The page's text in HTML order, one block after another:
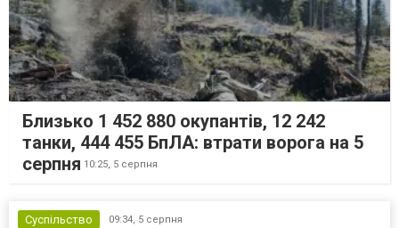
Близько 1 452 880 окупантів, 12 242
танки, 444 455 БпЛА: втрати ворога на 5
серпня 10:25, 5 серпня
Суспільство 09:34, 5 серпня